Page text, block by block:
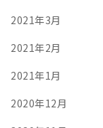
2021年3月
2021年2月
2021年1月
2020年12月